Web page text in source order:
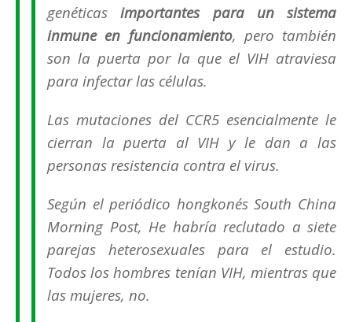
genéticas importantes para un sistema
inmune en funcionamiento, pero también
son la puerta por la que el VIH atraviesa
para infectar las células.
Las mutaciones del CCR5 esencialmente le
cierran la puerta al VIH y le dan a las
personas resistencia contra el virus.
Según el periódico hongkonésSouth China
Morning Post, He habría reclutado a siete
parejas heterosexuales para el estudio.
Todos los hombres tenían VIH, mientras que
las mujeres, no.